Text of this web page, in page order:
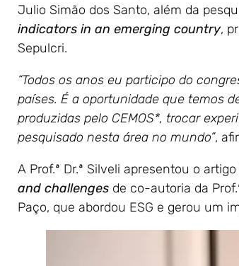
Julio Simão dos Santo, além da
indicators in an emerging country,
Sepulcri.
“Todos os anos eu participo do
países. É a oportunidade que temos
produzidas pelo CEMOS*, trocar
pesquisado nesta área no mundo”,
A Prof.ª Dr.ª Silveli apresentou o artigo
and challengesde co-autoria da
Paço, que abordou ESG e gerou um